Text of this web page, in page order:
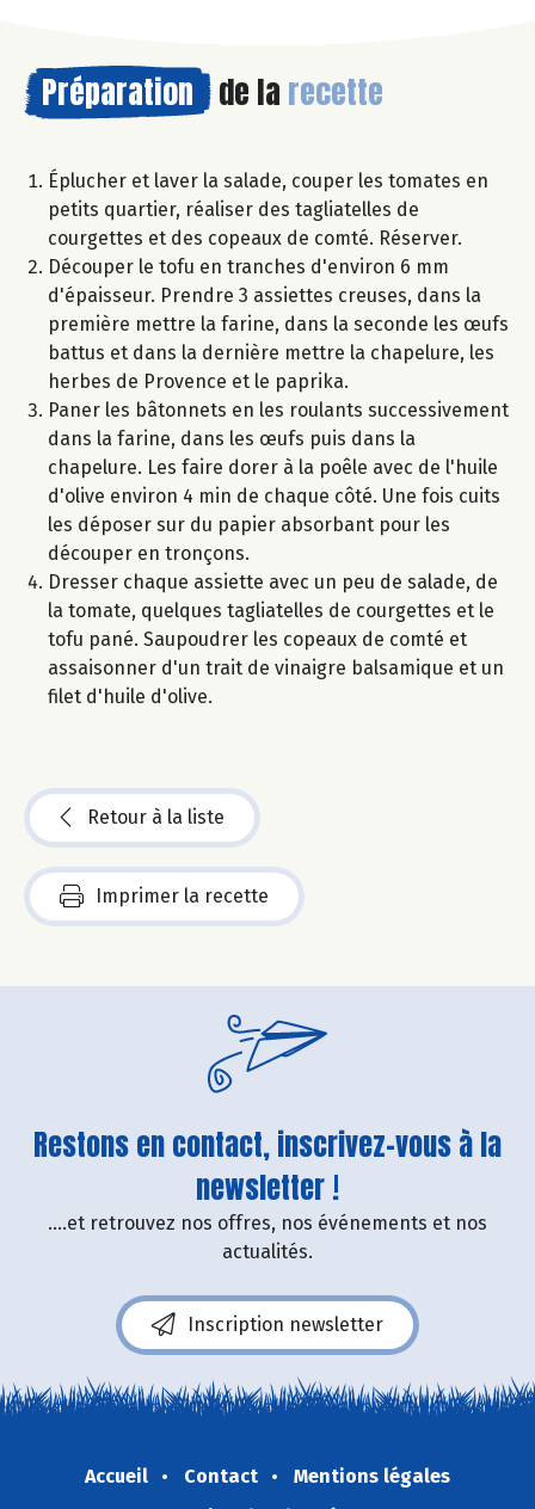
Préparation de la recette
Éplucher et laver la salade, couper les tomates en
petits quartier, réaliser des tagliatelles de
courgettes et des copeaux de comté. Réserver.
Découper le tofu en tranches d'environ 6 mm
d'épaisseur. Prendre 3 assiettes creuses, dans la
première mettre la farine, dans la seconde les œufs
battus et dans la dernière mettre la chapelure, les
herbes de Provence et le paprika.
Paner les bâtonnets en les roulants successivement
dans la farine, dans les œufs puis dans la
chapelure. Les faire dorer à la poêle avec de l'huile
d'olive environ 4 min de chaque côté. Une fois cuits
les déposer sur du papier absorbant pour les
découper en tronçons.
Dresser chaque assiette avec un peu de salade, de
la tomate, quelques tagliatelles de courgettes et le
tofu pané. Saupoudrer les copeaux de comté et
assaisonner d'un trait de vinaigre balsamique et un
filet d'huile d'olive.
Retour à la liste
Imprimer la recette
Restons en contact, inscrivez-vous à la
newsletter !
....et retrouvez nos offres, nos événements et nos
actualités.
Inscription newsletter
Accueil Contact
Mentions légales